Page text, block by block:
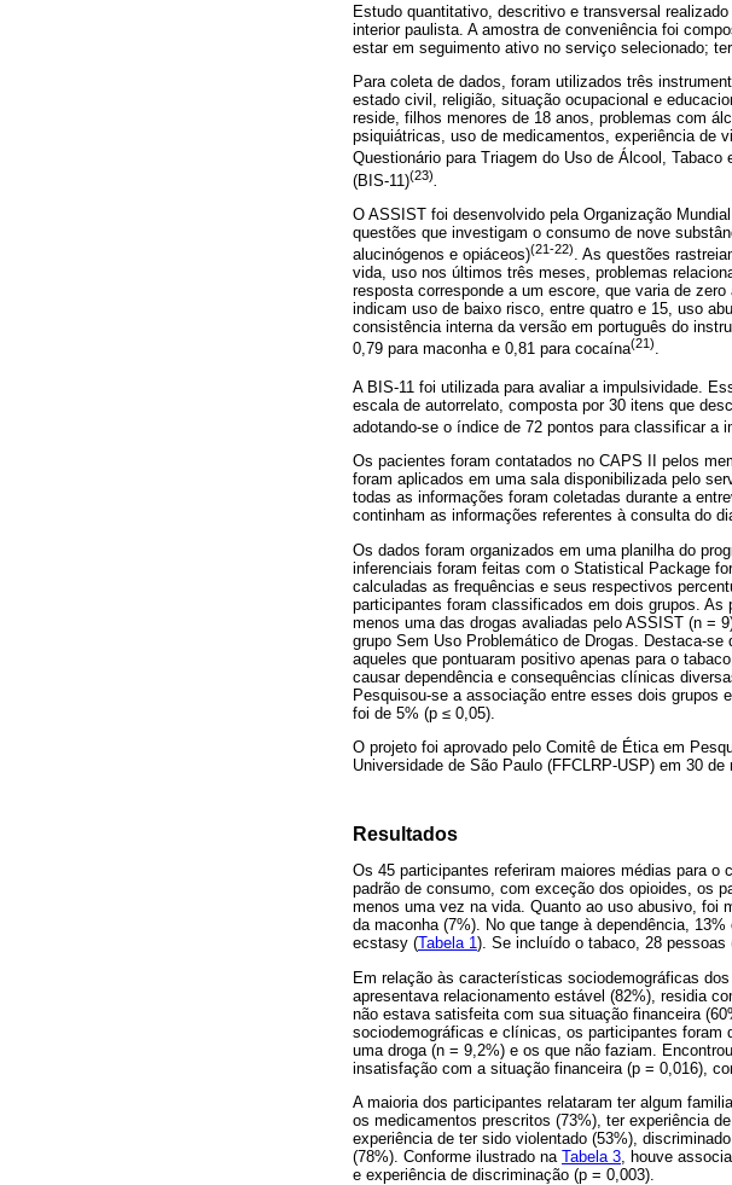
Estudo quantitativo, descritivo e transversal
interior paulista. A amostra de conveniência foi
estar em seguimento ativo no serviço selecionado;
Para coleta de dados, foram utilizados três
estado civil, religião, situação ocupacional e
reside, filhos menores de 18 anos, problemas com
psiquiátricas, uso de medicamentos, experiência de
Questionário para Triagem do Uso de Álcool,
(BIS-11)(23)
O ASSIST foi desenvolvido pela Organização
questões que investigam o consumo de nove
alucinógenos e opiáceos)(21-22). As questões
vida, uso nos últimos três meses, problemas
resposta corresponde a um escore, que varia de
indicam uso de baixo risco, entre quatro e 15, uso
consistência interna da versão em português do
0,79 para maconha e 0,81 para cocaína(21).
A BIS-11 foi utilizada para avaliar a impulsividade.
escala de autorrelato, composta por 30 itens que
adotando-se o índice de 72 pontos para classificar a
Os pacientes foram contatados no CAPS II pelos
foram aplicados em uma sala disponibilizada pelo
todas as informações foram coletadas durante a
continham as informações referentes à consulta do
Os dados foram organizados em uma planilha do
inferenciais foram feitas com o Statistical Package
calculadas as frequências e seus respectivos
participantes foram classificados em dois grupos.
menos uma das drogas avaliadas pelo ASSIST (n =
grupo Sem Uso Problemático de Drogas. Destaca-
aqueles que pontuaram positivo apenas para o
causar dependência e consequências clínicas
Pesquisou-se a associação entre esses dois
foi de 5% (p ≤ 0,05).
O projeto foi aprovado pelo Comitê de Ética em
Universidade de São Paulo (FFCLRP-USP) em 30
Resultados
Os 45 participantes referiram maiores médias para
padrão de consumo, com exceção dos opioides, os
menos uma vez na vida. Quanto ao uso abusivo, foi
da maconha (7%). No que tange à dependência,
ecstasy (Tabela 1). Se incluído o tabaco, 28
Em relação às características sociodemográficas
apresentava relacionamento estável (82%), residia
não estava satisfeita com sua situação financeira
sociodemográficas e clínicas, os participantes foram
uma droga (n = 9,2%) e os que não faziam.
insatisfação com a situação financeira (p = 0,016),
A maioria dos participantes relataram ter algum
os medicamentos prescritos (73%), ter experiência
experiência de ter sido violentado (53%),
(78%). Conforme ilustrado na Tabela 3 , houve
e experiência de discriminação (p = 0,003).